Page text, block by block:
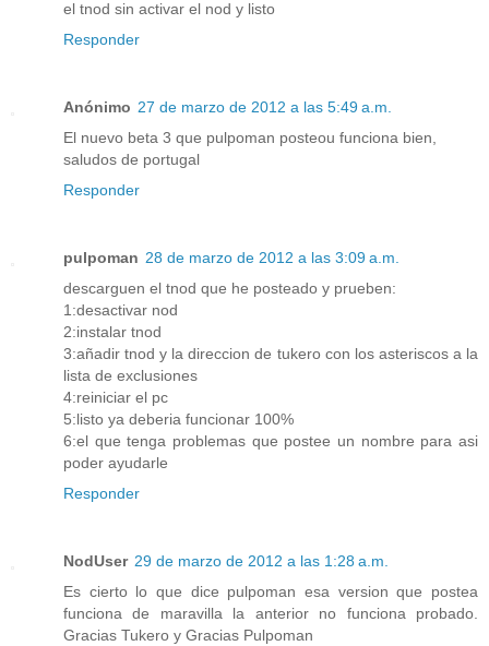
el tnod sin activar el nod y listo
Responder
Anónimo 27 de marzo de 2012 a las 5:49 a.m.
El nuevo beta 3 que pulpoman posteou funciona bien,
saludos de portugal
Responder
pulpoman 28 de marzo de 2012 a las 3:09 a.m.
descarguen el tnod que he posteado y prueben:
1:desactivar nod
2:instalar tnod
3:añadir tnod y la direccion de tukero con los asteriscos a la
lista de exclusiones
4:reiniciar el pc
5:listo ya deberia funcionar 100%
6:el que tenga problemas que postee un nombre para asi
poder ayudarle
Responder
NodUser 29 de marzo de 2012 a las 1:28 a.m.
Es cierto lo que dice pulpoman esa version que postea
funciona de maravilla la anterior no funciona probado.
Gracias Tukero y Gracias Pulpoman